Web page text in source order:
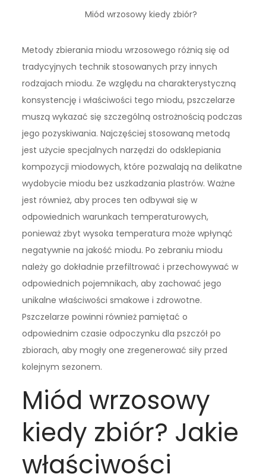
Miód wrzosowy kiedy zbiór?
Metody zbierania miodu wrzosowego różnią się od
tradycyjnych technik stosowanych przy innych
rodzajach miodu. Ze względu na charakterystyczną
konsystencję i właściwości tego miodu, pszczelarze
muszą wykazać się szczególną ostrożnością podczas
jego pozyskiwania. Najczęściej stosowaną metodą
jest użycie specjalnych narzędzi do odsklepiania
kompozycji miodowych, które pozwalają na delikatne
wydobycie miodu bez uszkadzania plastrów. Ważne
jest również, aby proces ten odbywał się w
odpowiednich warunkach temperaturowych,
ponieważ zbyt wysoka temperatura może wpłynąć
negatywnie na jakość miodu. Po zebraniu miodu
należy go dokładnie przefiltrować i przechowywać w
odpowiednich pojemnikach, aby zachować jego
unikalne właściwości smakowe i zdrowotne.
Pszczelarze powinni również pamiętać o
odpowiednim czasie odpoczynku dla pszczół po
zbiorach, aby mogły one zregenerować siły przed
kolejnym sezonem.
Miód wrzosowy
kiedy zbiór? Jakie
właściwości